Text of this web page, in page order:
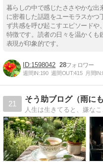
暮らしの中で感じたささやかな出
に密着した話題をユーモラスかつ
ず共感を呼び起こすエピソードや
特徴です。読者の日々を温かくも
表現が印象的です。
1598042 28
週間IN:190 週間OUT:415 月間IN:
21
そう助ブログ（雨に